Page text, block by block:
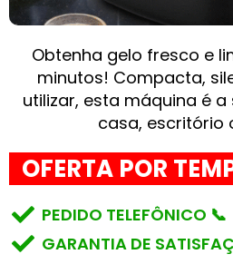
Obtenha gelo fresco e
minutos! Compacta,
utilizar, esta máquina é
casa, escritório
OFERTA POR
PEDIDO TELEFÔNICO 📞
GARANTIA DE